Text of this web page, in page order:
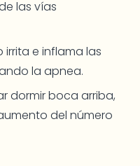
las vías
e inflama las
la apnea.
dormir boca arriba,
del número